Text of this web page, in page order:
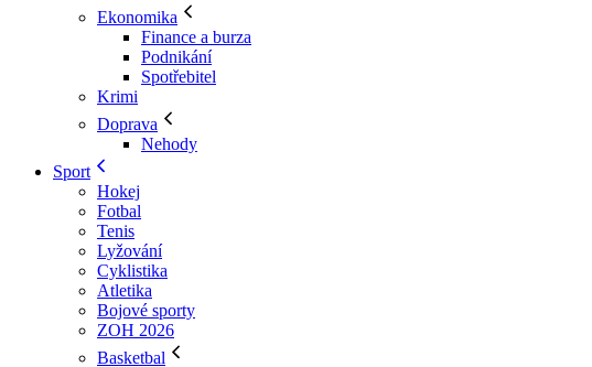
Ekonomika
Finance a burza
Podnikání
Spotřebitel
Krimi
Doprava
Nehody
Sport
Hokej
Fotbal
Tenis
Lyžování
Cyklistika
Atletika
Bojové sporty
ZOH 2026
Basketbal